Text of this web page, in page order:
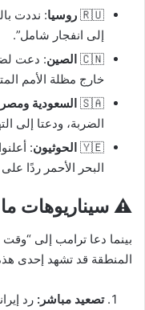
🇷🇺 روسيا: نددت
إلى انفجار شامل”.
🇨🇳 الصين: دعت
خارج مظلة الأمم
🇸🇦 السعودية ومصر
الضربة، ودعتا إلى
🇾🇪 الحوثيون:
البحر الأحمر ردًا
⚠️ سيناريوهات ما
بينما دعا ترامب إلى “وقت
المنطقة قد تشهد إحدى
تصعيد مباشر: رد